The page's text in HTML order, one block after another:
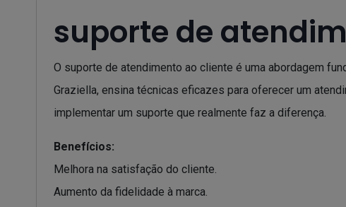
suporte de
O suporte de atendimento ao cliente é uma abordagem
Graziella, ensina técnicas eficazes para oferecer um
implementar um suporte que realmente faz a diferença.
Benefícios:
Melhora na satisfação do cliente.
Aumento da fidelidade à marca.